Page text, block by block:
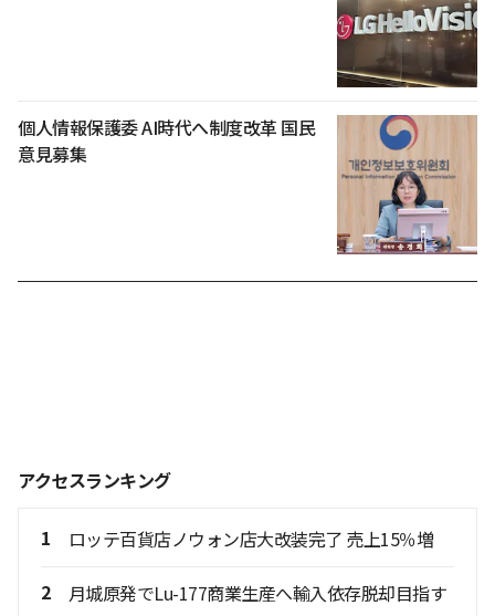
個人情報保護委 AI時代へ制度改革 国民
意見募集
アクセスランキング
1 ロッテ百貨店ノウォン店大改装完了 売上15％増
2 月城原発でLu-177商業生産へ輸入依存脱却目指す